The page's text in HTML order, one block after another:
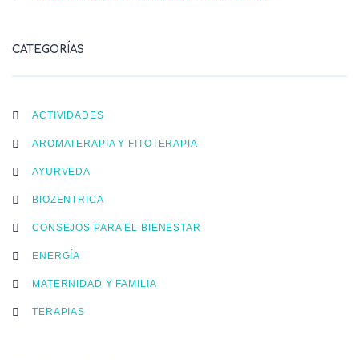
CATEGORÍAS
ACTIVIDADES
AROMATERAPIA Y FITOTERAPIA
AYURVEDA
BIOZENTRICA
CONSEJOS PARA EL BIENESTAR
ENERGÍA
MATERNIDAD Y FAMILIA
TERAPIAS